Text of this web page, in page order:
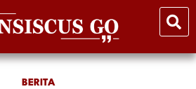
BERITA